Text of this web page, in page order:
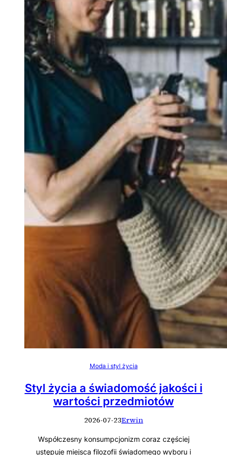
Moda i styl życia
Styl życia a świadomość jakości i
wartości przedmiotów
2026-07-23Erwin
Współczesny konsumpcjonizm coraz częściej
ustępuje miejsca filozofii świadomego wyboru i